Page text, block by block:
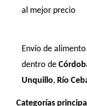
al mejor precio
Envío de
dentro de
Unquillo, Río
Categorías